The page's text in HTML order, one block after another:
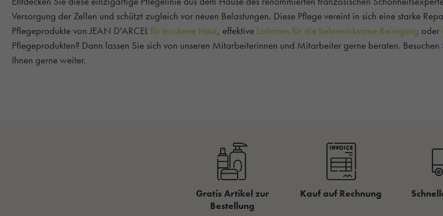
Versorgung der Zellen und schützt zugleich vor neuen Belastungen. Diese Pflege vereint in sich eine starke
Pflegeprodukte von JEAN D'ARCELfür trockene Haut, effektive Lotionen für die tiefenwirksame Reinigung oder
Pflegeprodukten? Dann lassen Sie sich von unseren Mitarbeiterinnen und Mitarbeiter gerne beraten.
Ihnen gerne weiter.
Gratis Artikel zur
Bestellung
Kauf auf Rechnung